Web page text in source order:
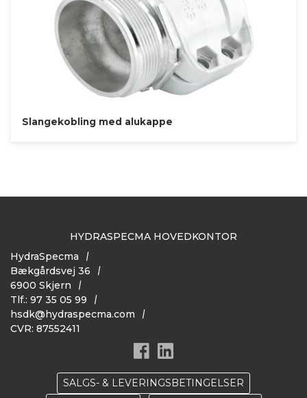
Slangekobling med alukappe
HYDRASPECMA HOVEDKONTOR
HydraSpecma
Bækgårdsvej 36
6900 Skjern
Tlf.: 97 35 05 99
hsdk@hydraspecma.com
CVR: 87552411
SALGS- & LEVERINGSBETINGELSER